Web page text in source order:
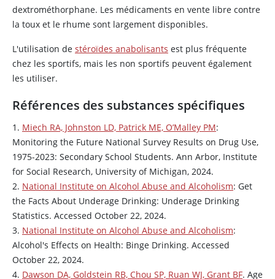
dextrométhorphane. Les médicaments en vente libre contre
la toux et le rhume sont largement disponibles.
L'utilisation de stéroïdes anabolisants est plus fréquente
chez les sportifs, mais les non sportifs peuvent également
les utiliser.
Références des substances spécifiques
1. Miech RA, Johnston LD, Patrick ME, O’Malley PM:
Monitoring the Future National Survey Results on Drug Use,
1975-2023: Secondary School Students. Ann Arbor, Institute
for Social Research, University of Michigan, 2024.
2. National Institute on Alcohol Abuse and Alcoholism: Get
the Facts About Underage Drinking: Underage Drinking
Statistics. Accessed October 22, 2024.
3. National Institute on Alcohol Abuse and Alcoholism:
Alcohol's Effects on Health: Binge Drinking. Accessed
October 22, 2024.
4. Dawson DA, Goldstein RB, Chou SP, Ruan WJ, Grant BF. Age